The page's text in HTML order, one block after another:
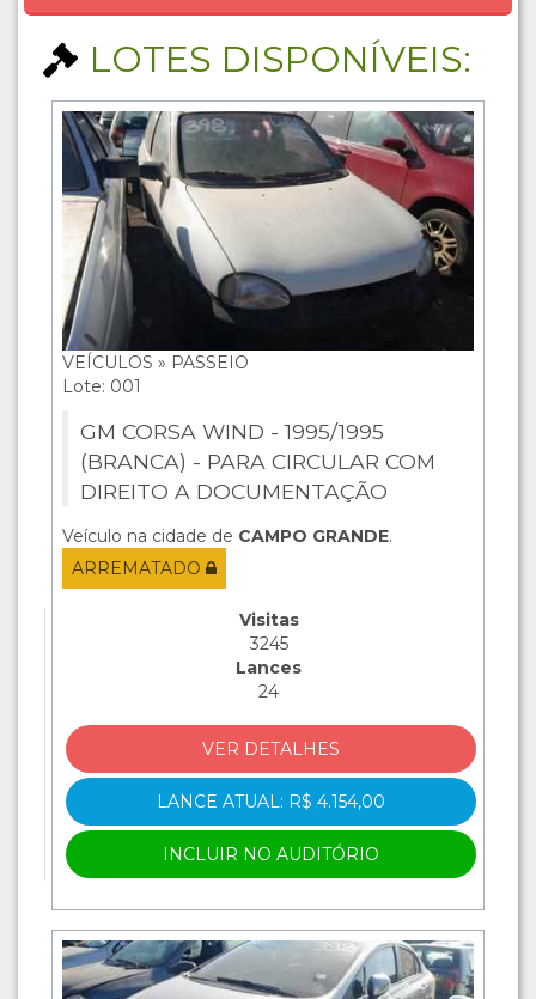
LOTES DISPONÍVEIS:
VEÍCULOS » PASSEIO
Lote: 001
GM CORSA WIND - 1995/1995
(BRANCA) - PARA CIRCULAR COM
DIREITO A DOCUMENTAÇÃO
Veículo na cidade de CAMPO GRANDE.
ARREMATADO
Visitas
3245
Lances
24
VER DETALHES
LANCE ATUAL: R$ 4.154,00
INCLUIR NO AUDITÓRIO